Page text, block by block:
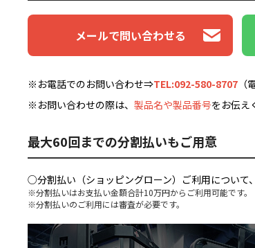
メールで問い合わせる
※お電話でのお問い合わせ⇒TEL:092-580-8707
※お問い合わせの際は、 製品名や製品番号をお伝え
最大60回までの分割払いもご用意
○分割払い（ショッピングローン）ご利用について、
※分割払いはお支払い金額合計10万円からご利用可能です。
※分割払いのご利用には審査が必要です。